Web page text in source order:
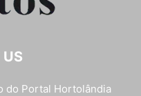
do Portal Hortolândia